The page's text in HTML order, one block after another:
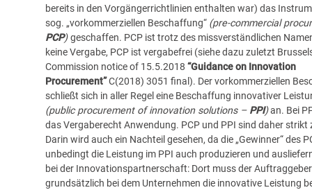
bereits in den Vorgängerrichtlinien enthalten war) das
sog. „vorkommerziellen Beschaffung“ (pre-commercial
PCP)geschaffen. PCP ist trotz des missverständlichen
keine Vergabe, PCP ist vergabefrei (siehe dazu zuletzt
Commission notice of 15.5.2018 “Guidance on Innovation
Procurement”C(2018) 3051 final). Der vorkommerziellen
schließt sich in aller Regel eine Beschaffung innovativer
(public procurement of innovation solutions – PPI)an. Bei
das Vergaberecht Anwendung. PCP und PPI sind daher strikt
Darin wird auch ein Nachteil gesehen, da die „Gewinner“ des
unbedingt die Leistung im PPI auch produzieren und
bei der Innovationspartnerschaft: Dort muss der Auftraggeber
grundsätzlich bei dem Unternehmen die innovative Leistung